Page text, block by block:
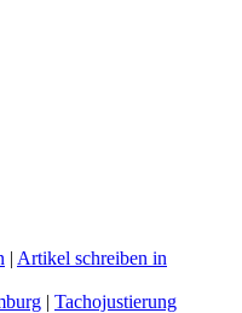
| Artikel schreiben in
| Tachojustierung